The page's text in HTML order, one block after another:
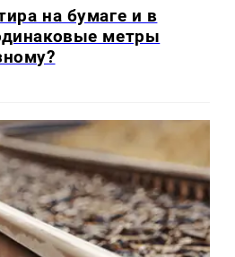
на бумаге и в
метры